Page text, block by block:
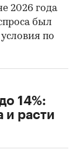
2026 года
был
по
14%:
и расти